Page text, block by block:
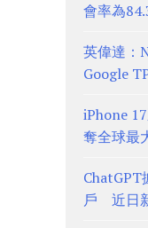
會率為
英偉達：
Google
iPhone
奪全球最
ChatGPT
戶 近日